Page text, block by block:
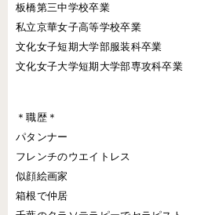
板橋第三中学校卒業
私立京華女子高等学校卒業
文化女子短期大学部服装科卒業
文化女子大学短期大学部専攻科卒業
＊職歴＊
パタンナー
フレンチのウエイトレス
似顔絵画家
箱根で仲居